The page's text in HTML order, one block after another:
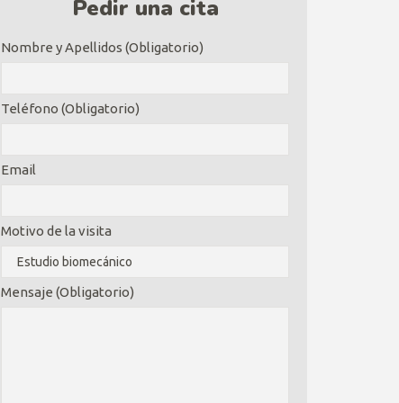
Pedir una cita
Nombre y Apellidos (Obligatorio)
Teléfono (Obligatorio)
Email
Motivo de la visita
Mensaje (Obligatorio)